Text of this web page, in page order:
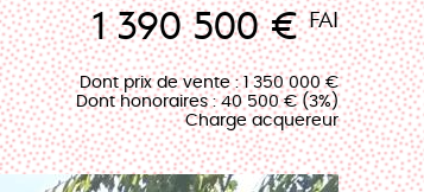
1 390 500 €FAI
Dont prix de vente : 1 350 000 €
Dont honoraires : 40 500 € (3%)
Charge acquereur